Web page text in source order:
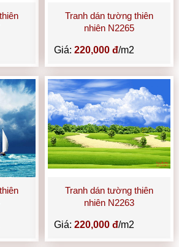
Tranh dán tường thiên
nhiên N2265
Giá: 220,000 đ/m2
Tranh dán tường thiên
nhiên N2263
Giá: 220,000 đ/m2